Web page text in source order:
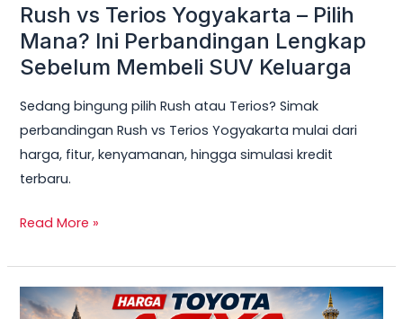
Rush vs Terios Yogyakarta – Pilih
Mana? Ini Perbandingan Lengkap
Sebelum Membeli SUV Keluarga
Sedang bingung pilih Rush atau Terios? Simak
perbandingan Rush vs Terios Yogyakarta mulai dari
harga, fitur, kenyamanan, hingga simulasi kredit
terbaru.
Membeli
SUV
Keluarga
Read More »
TERBARU!